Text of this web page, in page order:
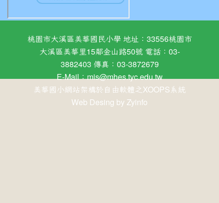
桃園市大溪區美華國民小學 地址：33556桃園市
大溪區美華里15鄰金山路50號 電話：03-
3882403 傳真：03-3872679
E-Mail：mis@mhes.tyc.edu.tw
美華國小網站架構於自由軟體之XOOPS系統
Web Desing by Zyinfo